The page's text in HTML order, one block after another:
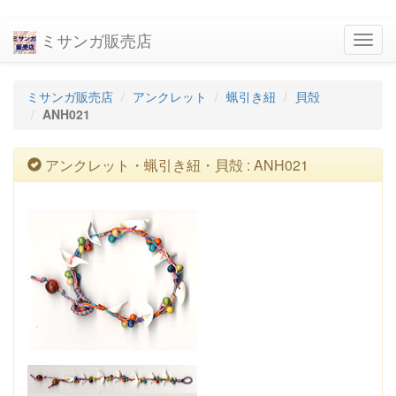
ミサンガ販売店
ミサンガ販売店 アンクレット 蝋引き紐
貝殻
ANH021
アンクレット・蝋引き紐・貝殻 : ANH021